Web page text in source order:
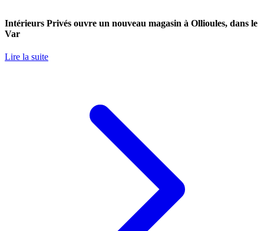
Intérieurs Privés ouvre un nouveau magasin à Ollioules, dans le
Var
Lire la suite